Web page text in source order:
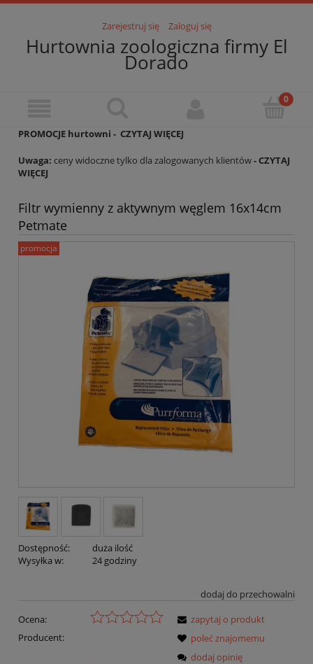
Zarejestruj się Zaloguj się
Hurtownia zoologiczna firmy El
Dorado
PROMOCJE hurtowni - CZYTAJ WIĘCEJ
Uwaga: ceny widoczne tylko dla zalogowanych klientów- CZYTAJ
WIĘCEJ
Filtr wymienny z aktywnym węglem 16x14cm
Petmate
promocja
Dostępność:
duża ilość
Wysyłka w:
24 godziny
dodaj do przechowalni
Ocena:
Producent:
zapytaj o produkt
poleć znajomemu
dodaj opinię